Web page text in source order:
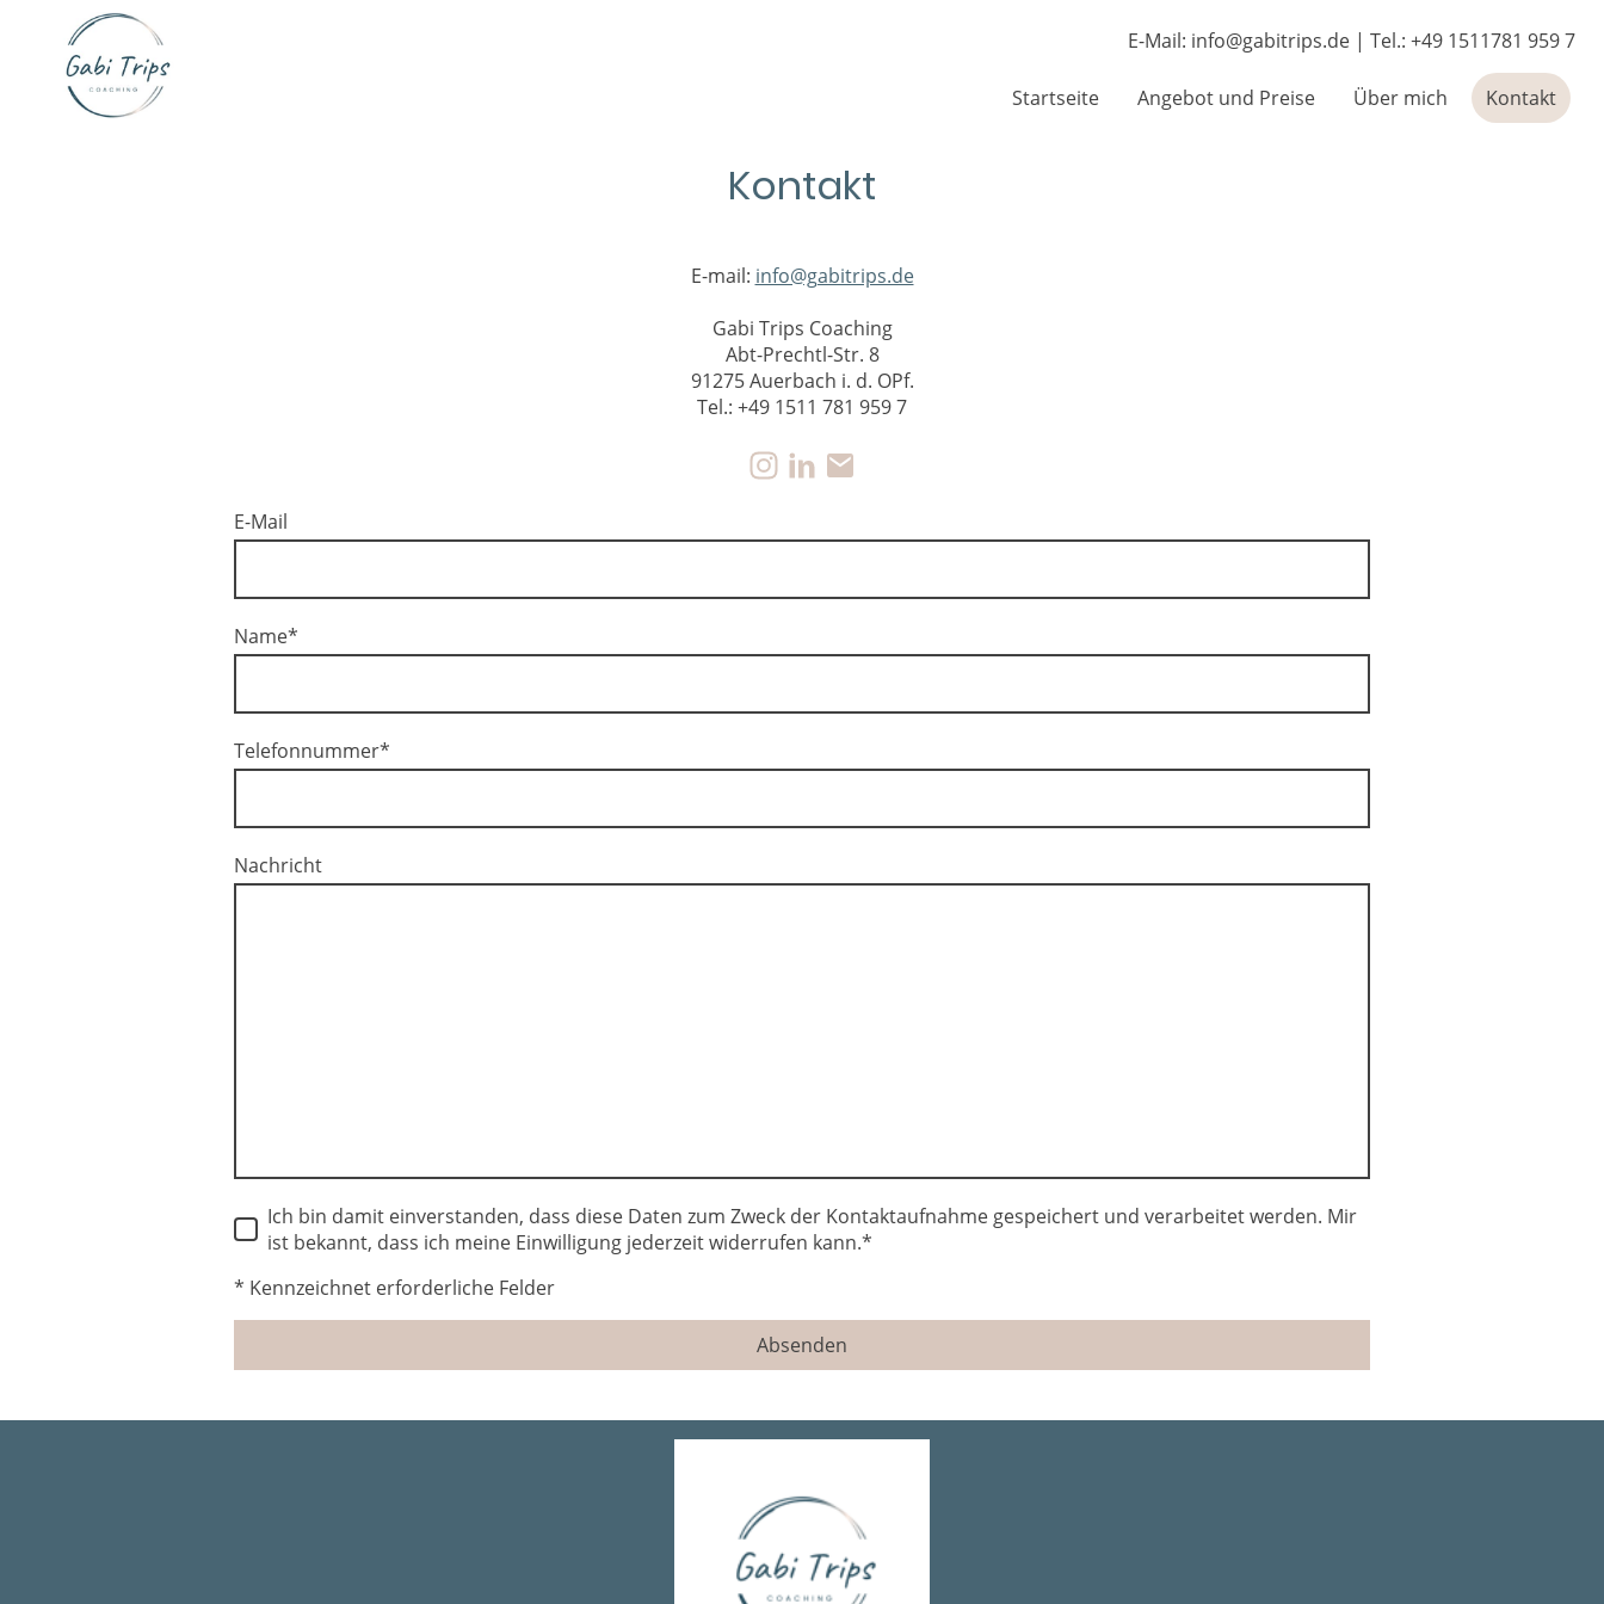
E-Mail: info@gabitrips.de | Tel.: +49 1511781 959 7
Startseite Angebot und Preise Über mich Kontakt
Kontakt
E-mail: info@gabitrips.de
Gabi Trips Coaching
Abt-Prechtl-Str. 8
91275 Auerbach i. d. OPf.
Tel.: +49 1511 781 959 7
E-Mail
Name*
Telefonnummer*
Nachricht
Ich bin damit einverstanden, dass diese Daten zum Zweck der Kontaktaufnahme gespeichert und verarbeitet werden. Mir
ist bekannt, dass ich meine Einwilligung jederzeit widerrufen kann.*
* Kennzeichnet erforderliche Felder
Absenden